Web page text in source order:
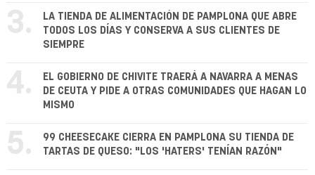
3.
LA TIENDA DE ALIMENTACIÓN DE PAMPLONA QUE ABRE
TODOS LOS DÍAS Y CONSERVA A SUS CLIENTES DE
SIEMPRE
4.
EL GOBIERNO DE CHIVITE TRAERÁ A NAVARRA A MENAS
DE CEUTA Y PIDE A OTRAS COMUNIDADES QUE HAGAN LO
MISMO
5.
99 CHEESECAKE CIERRA EN PAMPLONA SU TIENDA DE
TARTAS DE QUESO: "LOS 'HATERS' TENÍAN RAZÓN"